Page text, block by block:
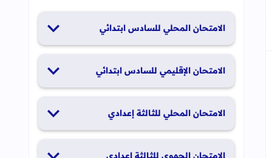
الامتحان المحلي للسادس ابتدائي
الامتحان الإقليمي للسادس ابتدائي
الامتحان المحلي للثالثة إعدادي
الامتحان الجهوي للثالثة إعدادي